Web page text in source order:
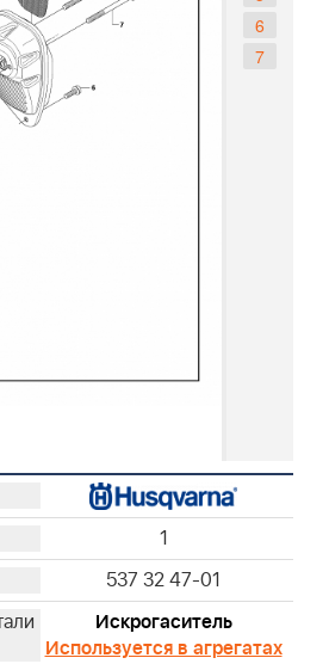
6
7
1
537 32 47-01
Искрогаситель
Используется в агрегатах